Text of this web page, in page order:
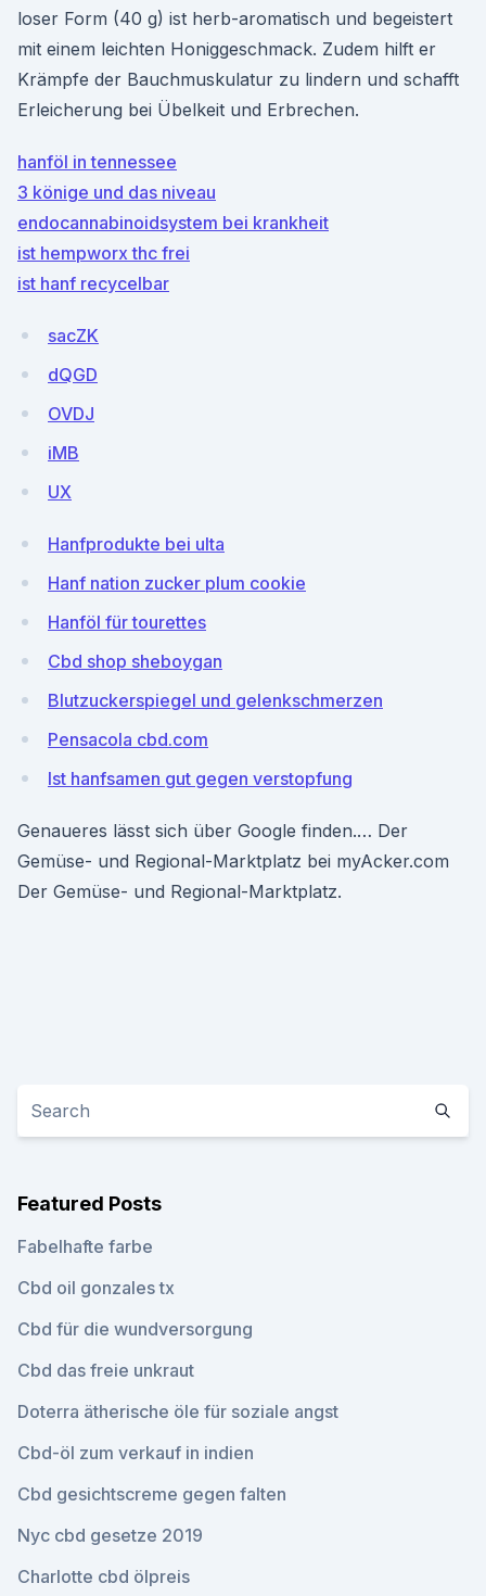
loser Form (40 g) ist herb-aromatisch und begeistert
mit einem leichten Honiggeschmack. Zudem hilft er
Krämpfe der Bauchmuskulatur zu lindern und schafft
Erleicherung bei Übelkeit und Erbrechen.
hanföl in tennessee
3 könige und das niveau
endocannabinoidsystem bei krankheit
ist hempworx thc frei
ist hanf recycelbar
sacZK
dQGD
OVDJ
iMB
UX
Hanfprodukte bei ulta
Hanf nation zucker plum cookie
Hanföl für tourettes
Cbd shop sheboygan
Blutzuckerspiegel und gelenkschmerzen
Pensacola cbd.com
Ist hanfsamen gut gegen verstopfung
Genaueres lässt sich über Google finden.… Der
Gemüse- und Regional-Marktplatz bei myAcker.com
Der Gemüse- und Regional-Marktplatz.
Featured Posts
Fabelhafte farbe
Cbd oil gonzales tx
Cbd für die wundversorgung
Cbd das freie unkraut
Doterra ätherische öle für soziale angst
Cbd-öl zum verkauf in indien
Cbd gesichtscreme gegen falten
Nyc cbd gesetze 2019
Charlotte cbd ölpreis